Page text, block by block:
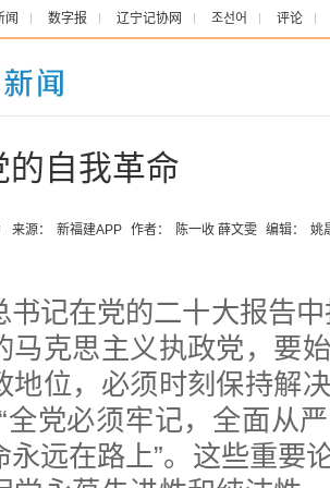
闻 数字报 辽宁记协网 조선어 评论
的自我革命
来源： 新福建APP 作者： 陈一收 薛文雯 编辑： 姚
在党的二十大报告中
马克思主义执政党，要
地位，必须时刻保持解
全党必须牢记，全面从
永远在路上”。这些重要